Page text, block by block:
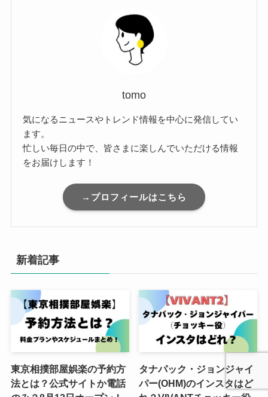
tomo
気になるニュースやトレンド情報を中心に発信してい
ます。
忙しい毎日の中で、皆さまに楽しんでいただける情報
をお届けします！
→プロフィールはこちら
新着記事
東京相撲部屋娯楽の予約方
法とは？公式サイトか電話
タナパック・ジョンジャイ
パー(OHM)のインスタはど